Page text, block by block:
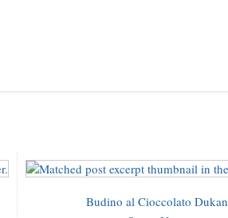
Budino al Cioccolato Dukan